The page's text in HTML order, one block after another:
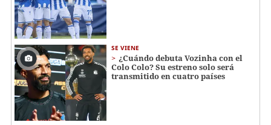
SE VIENE
¿Cuándo debuta Vozinha con el
Colo Colo? Su estreno solo será
transmitido en cuatro países